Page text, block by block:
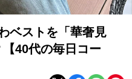
ベストを「華奢見
40代の毎日コー